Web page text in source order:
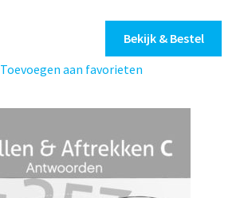
Bekijk & Bestel
heeft
variaties.
optie
kan
gekozen
Toevoegen aan favorieten